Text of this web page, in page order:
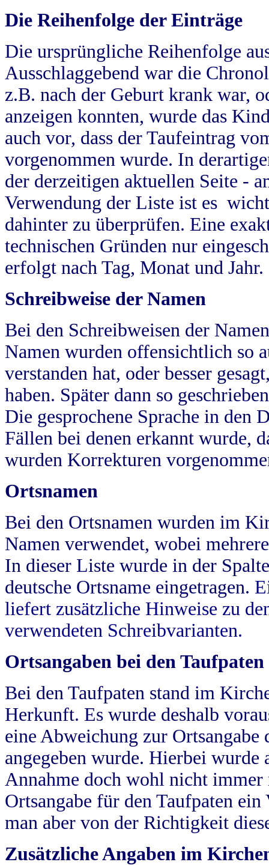
Die Reihenfolge der Einträge
Die ursprüngliche Reihenfolge
Ausschlaggebend war die
z.B. nach der Geburt krank war,
anzeigen konnten, wurde das
auch vor, dass der Taufeintrag
vorgenommen wurde. In
der derzeitigen aktuellen Seite -
Verwendung der Liste ist es
dahinter zu überprüfen. Eine
technischen Gründen nur
erfolgt nach Tag, Monat und Jahr.
Schreibweise der Namen
Bei den Schreibweisen der
Namen wurden offensichtlich so
verstanden hat, oder besser
haben. Später dann so
Die gesprochene Sprache in
Fällen bei denen erkannt wurde,
wurden Korrekturen
Ortsnamen
Bei den Ortsnamen wurden im
Namen verwendet, wobei
In dieser Liste wurde in der
deutsche Ortsname eingetragen.
liefert zusätzliche Hinweise zu
verwendeten Schreibvarianten.
Ortsangaben bei den Taufpaten
Bei den Taufpaten stand im
Herkunft. Es wurde deshalb
eine Abweichung zur
angegeben wurde. Hierbei wurde
Annahme doch wohl nicht
Ortsangabe für den Taufpaten
man aber von der Richtigkeit
Zusätzliche Angaben im